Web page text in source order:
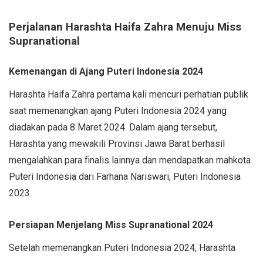
Perjalanan Harashta Haifa Zahra Menuju Miss
Supranational
Kemenangan di Ajang Puteri Indonesia 2024
Harashta Haifa Zahra pertama kali mencuri perhatian publik
saat memenangkan ajang Puteri Indonesia 2024 yang
diadakan pada 8 Maret 2024. Dalam ajang tersebut,
Harashta yang mewakili Provinsi Jawa Barat berhasil
mengalahkan para finalis lainnya dan mendapatkan mahkota
Puteri Indonesia dari Farhana Nariswari, Puteri Indonesia
2023.
Persiapan Menjelang Miss Supranational 2024
Setelah memenangkan Puteri Indonesia 2024, Harashta